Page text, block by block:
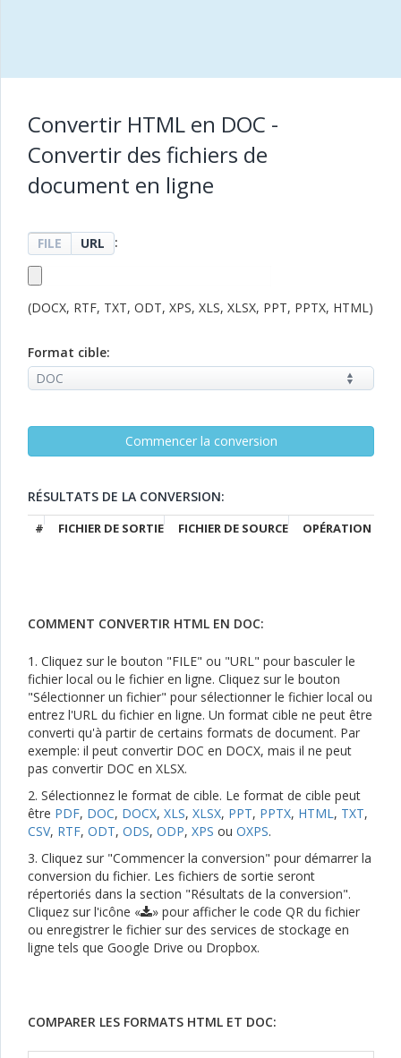
Convertir HTML en DOC -
Convertir des fichiers de
document en ligne
FILE URL :
(DOCX, RTF, TXT, ODT, XPS, XLS, XLSX, PPT, PPTX, HTML)
Format cible:
RÉSULTATS DE LA CONVERSION:
# FICHIER DE SORTIE FICHIER DE SOURCE OPÉRATION
COMMENT CONVERTIR HTML EN DOC:
1. Cliquez sur le bouton "FILE" ou "URL" pour basculer le
fichier local ou le fichier en ligne. Cliquez sur le bouton
"Sélectionner un fichier" pour sélectionner le fichier local ou
entrez l'URL du fichier en ligne. Un format cible ne peut être
converti qu'à partir de certains formats de document. Par
exemple: il peut convertir DOC en DOCX, mais il ne peut
pas convertir DOC en XLSX.
2. Sélectionnez le format de cible. Le format de cible peut
être PDF, DOC, DOCX, XLS, XLSX, PPT, PPTX, HTML, TXT,
CSV, RTF, ODT, ODS, ODP, XPS ou OXPS.
3. Cliquez sur "Commencer la conversion" pour démarrer la
conversion du fichier. Les fichiers de sortie seront
répertoriés dans la section "Résultats de la conversion".
Cliquez sur l'icône «
» pour afficher le code QR du fichier
ou enregistrer le fichier sur des services de stockage en
ligne tels que Google Drive ou Dropbox.
COMPARER LES FORMATS HTML ET DOC: